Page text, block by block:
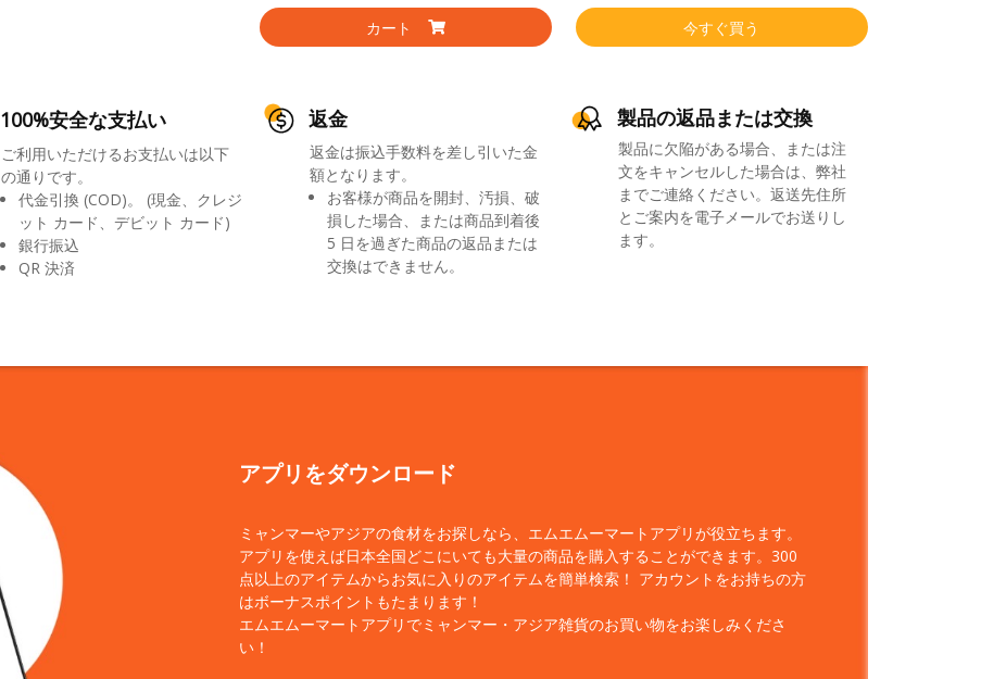
カート 今すぐ買う
100%安全な支払い
ご利用いただけるお支払いは以下
の通りです。
代金引換 (COD)。 (現金、クレジ
ット カード、デビット カード)
銀行振込
QR 決済
返金
返金は振込手数料を差し引いた金
額となります。
お客様が商品を開封、汚損、破
損した場合、または商品到着後
5 日を過ぎた商品の返品または
交換はできません。
製品の返品または交換
製品に欠陥がある場合、または注
文をキャンセルした場合は、弊社
までご連絡ください。返送先住所
とご案内を電子メールでお送りし
ます。
アプリをダウンロード
ミャンマーやアジアの食材をお探しなら、エムエムーマートアプリが役立ちます。
アプリを使えば日本全国どこにいても大量の商品を購入することができます。300
点以上のアイテムからお気に入りのアイテムを簡単検索！ アカウントをお持ちの方
はボーナスポイントもたまります！
エムエムーマートアプリでミャンマー・アジア雑貨のお買い物をお楽しみくださ
い！